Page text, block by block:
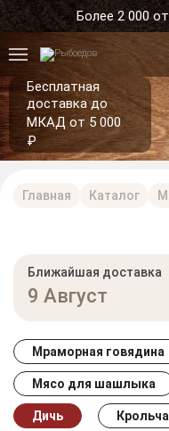
Более 2 000
Бесплатная
доставка до
МКАД от 5 000
₽
Главная Каталог
Мраморная говядина
Мясо для шашлыка
Дичь
Ближайшая доставка
9 Август